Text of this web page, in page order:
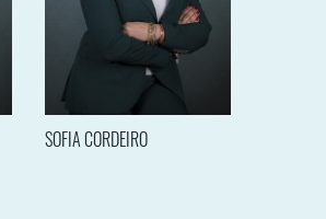
SOFIA CORDEIRO